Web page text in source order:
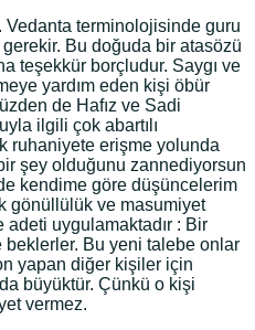
terminolojisinde guru
Bu doğuda bir atasözü
teşekkür borçludur. Saygı ve
yardım eden kişi öbür
de Hafız ve Sadi
ilgili çok abartılı
ruhaniyete erişme yolunda
bir şey olduğunu zannediyorsun
kendime göre düşüncelerim
gönüllülük ve masumiyet
uygulamaktadır : Bir
beklerler. Bu yeni talebe onlar
yapan diğer kişiler için
büyüktür. Çünkü o kişi
vermez.